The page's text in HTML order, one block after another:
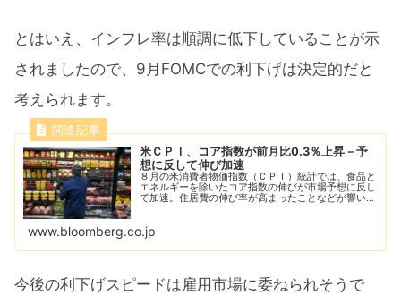
とはいえ、インフレ率は順調に低下していることが示
されましたので、9月FOMCでの利下げは決定的だと
考えられます。
米ＣＰＩ、コア指数が前月比0.3％上昇－予
想に反して伸び加速
８月の米消費者物価指数（ＣＰＩ）統計では、食品と
エネルギーを除いたコア指数の伸びが市場予想に反し
て加速。住居費の伸び率が高まったことなどが響い
www.bloomberg.co.jp
今後の利下げスピードは雇用市場に委ねられそうで